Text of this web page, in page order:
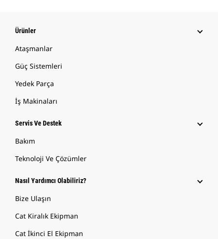
Ürünler
Ataşmanlar
Güç Sistemleri
Yedek Parça
İş Makinaları
Servis Ve Destek
Bakım
Teknoloji Ve Çözümler
Nasıl Yardımcı Olabiliriz?
Bize Ulaşın
Cat Kiralık Ekipman
Cat İkinci El Ekipman